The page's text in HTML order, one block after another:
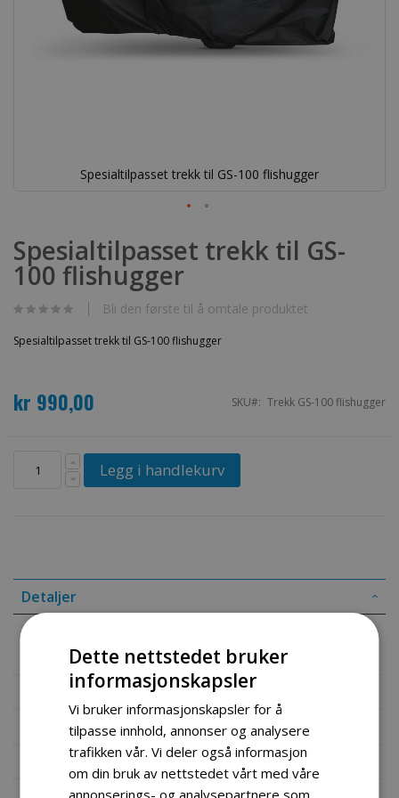
Spesialtilpasset trekk til GS-100 flishugger
til
begynnelsen
av
bildegalleri
Spesialtilpasset trekk til GS-
100 flishugger
Bli den første til å omtale produktet
Spesialtilpasset trekk til GS-100 flishugger
kr 990,00 SKU Trekk GS-100 flishugger
Legg i handlekurv
Detaljer
Mer informasjon
Produktomtaler
Fil vedlegg
Dette nettstedet bruker
informasjonskapsler
Vi bruker informasjonskapsler for å
tilpasse innhold, annonser og analysere
trafikken vår. Vi deler også informasjon
om din bruk av nettstedet vårt med våre
annonserings- og analysepartnere som